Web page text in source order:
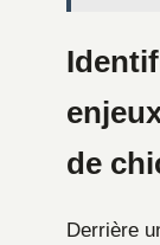
de
Derrière